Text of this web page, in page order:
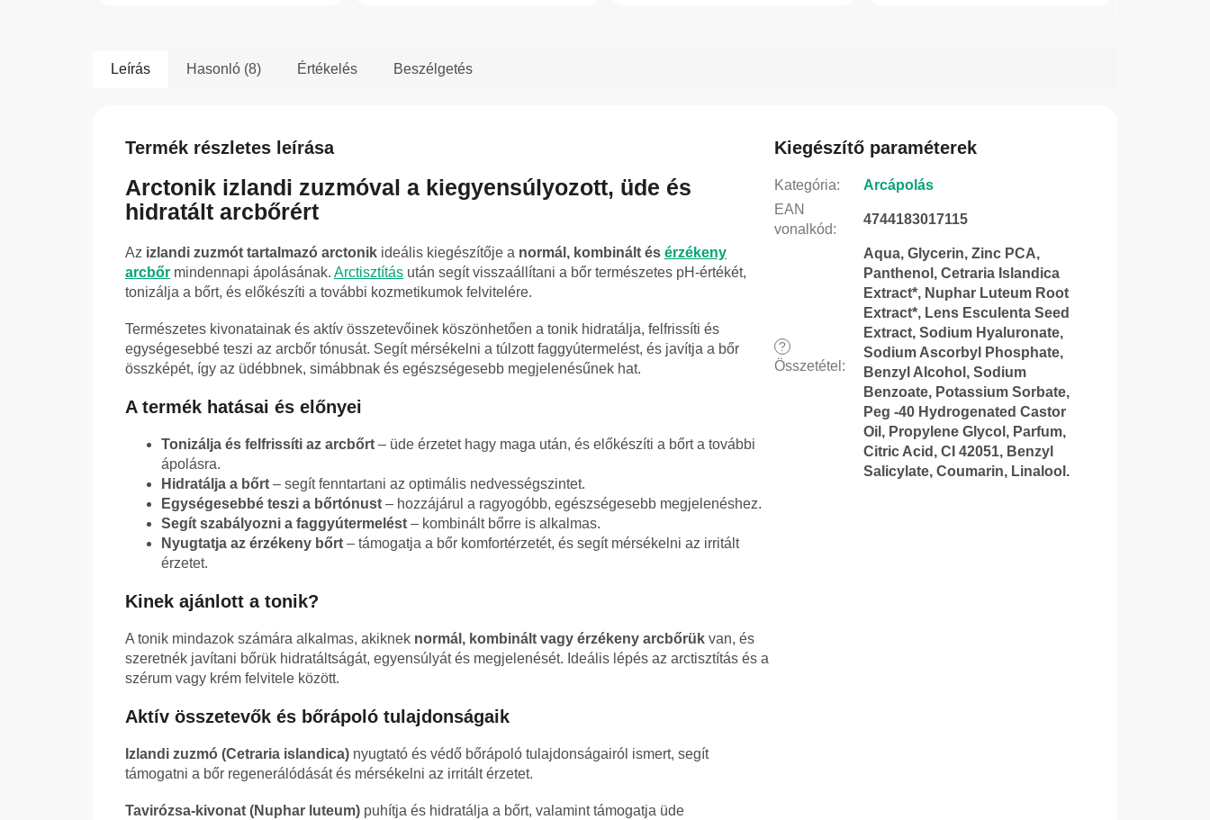
Leírás Hasonló (8) Értékelés Beszélgetés
Termék részletes leírása
Arctonik izlandi zuzmóval a kiegyensúlyozott, üde és
hidratált arcbőrért
Az izlandi zuzmót tartalmazó arctonik ideális kiegészítője a normál, kombinált és érzékeny
arcbőr mindennapi ápolásának. Arctisztítás után segít visszaállítani a bőr természetes pH-értékét,
tonizálja a bőrt, és előkészíti a további kozmetikumok felvitelére.
Természetes kivonatainak és aktív összetevőinek köszönhetően a tonik hidratálja, felfrissíti és
egységesebbé teszi az arcbőr tónusát. Segít mérsékelni a túlzott faggyútermelést, és javítja a bőr
összképét, így az üdébbnek, simábbnak és egészségesebb megjelenésűnek hat.
A termék hatásai és előnyei
Tonizálja és felfrissíti az arcbőrt – üde érzetet hagy maga után, és előkészíti a bőrt a további
ápolásra.
Hidratálja a bőrt – segít fenntartani az optimális nedvességszintet.
Egységesebbé teszi a bőrtónust – hozzájárul a ragyogóbb, egészségesebb megjelenéshez.
Segít szabályozni a faggyútermelést – kombinált bőrre is alkalmas.
Nyugtatja az érzékeny bőrt – támogatja a bőr komfortérzetét, és segít mérsékelni az irritált
érzetet.
Kinek ajánlott a tonik?
A tonik mindazok számára alkalmas, akiknek normál, kombinált vagy érzékeny arcbőrük van, és
szeretnék javítani bőrük hidratáltságát, egyensúlyát és megjelenését. Ideális lépés az arctisztítás és a
szérum vagy krém felvitele között.
Aktív összetevők és bőrápoló tulajdonságaik
Izlandi zuzmó (Cetraria islandica) nyugtató és védő bőrápoló tulajdonságairól ismert, segít
támogatni a bőr regenerálódását és mérsékelni az irritált érzetet.
Tavirózsa-kivonat (Nuphar luteum) puhítja és hidratálja a bőrt, valamint támogatja üde
Kiegészítő paraméterek
Kategória:
Arcápolás
EAN
vonalkód:
4744183017115
?
Összetétel :
Aqua, Glycerin, Zinc PCA,
Panthenol, Cetraria Islandica
Extract*, Nuphar Luteum Root
Extract*, Lens Esculenta Seed
Extract, Sodium Hyaluronate,
Sodium Ascorbyl Phosphate,
Benzyl Alcohol, Sodium
Benzoate, Potassium Sorbate,
Peg -40 Hydrogenated Castor
Oil, Propylene Glycol, Parfum,
Citric Acid, CI 42051, Benzyl
Salicylate, Coumarin, Linalool.